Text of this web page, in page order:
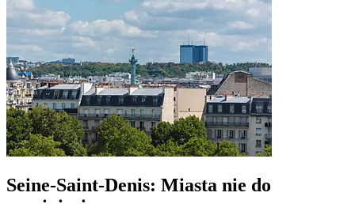
Seine-Saint-Denis: Miasta nie do